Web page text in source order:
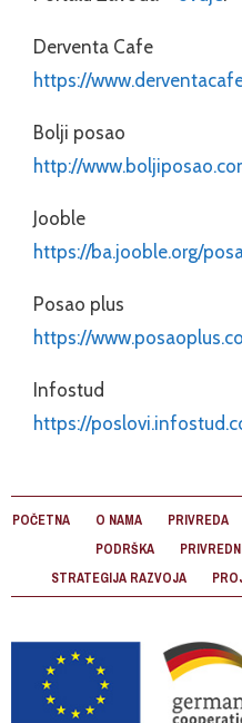
Derventa Cafe
https://
Bolji posao
http://
Jooble
https://ba.jooble.org/
Posao plus
https://
Infostud
https://
POČETNA O NAMA PRIVREDA
PODRŠKA
STRATEGIJA RAZVOJA